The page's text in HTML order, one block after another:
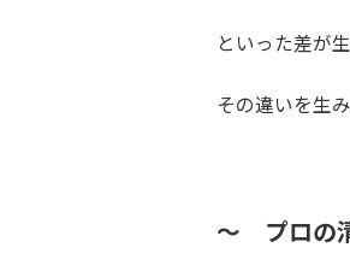
といった差が
その違いを生
～ プロの